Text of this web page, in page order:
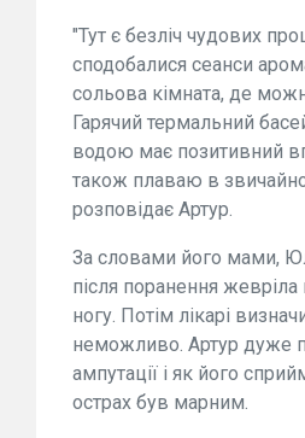
"Тут є безліч чудових
сподобалися сеанси
сольова кімната, де
Гарячий термальний
водою має позитивний
також плаваю в
розповідає Артур.
За словами його мами,
після поранення жевріла
ногу. Потім лікарі
неможливо. Артур дуже
ампутації і як його
острах був марним.